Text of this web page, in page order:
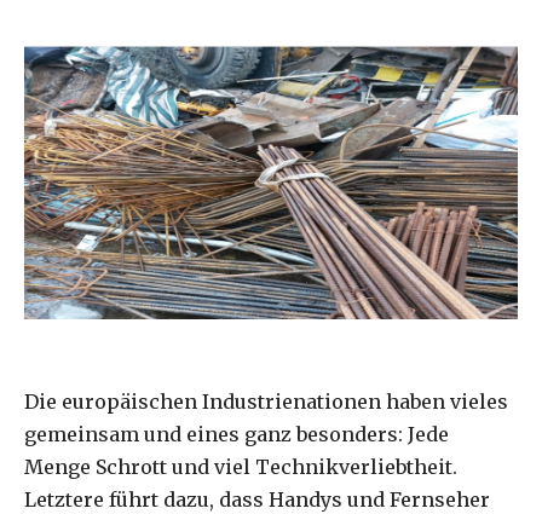
Die europäischen Industrienationen haben vieles
gemeinsam und eines ganz besonders: Jede
Menge Schrott und viel Technikverliebtheit.
Letztere führt dazu, dass Handys und Fernseher